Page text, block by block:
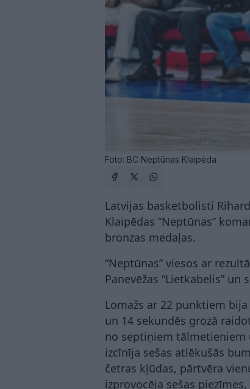
Foto: BC Neptūnas Klaipėda
Latvijas basketbolisti
Klaipēdas “Neptūnas”
bronzas medaļas.
“Neptūnas” viesos ar
Panevēžas “Lietkabelis”
Lomažs ar 22 punktiem
un 14 sekundēs grozā
no septiņiem tālmetieniem
izcīnīja sešas atlēkušās
četras kļūdas, pārtvēra
izprovocēja sešas